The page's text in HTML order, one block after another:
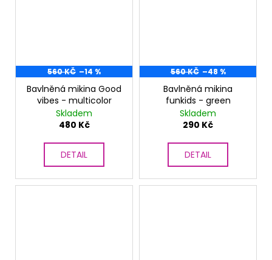
560 KČ –14 %
Bavlněná mikina Good
vibes - multicolor
Skladem
480 Kč
DETAIL
560 KČ –48 %
Bavlněná mikina
funkids - green
Skladem
290 Kč
DETAIL